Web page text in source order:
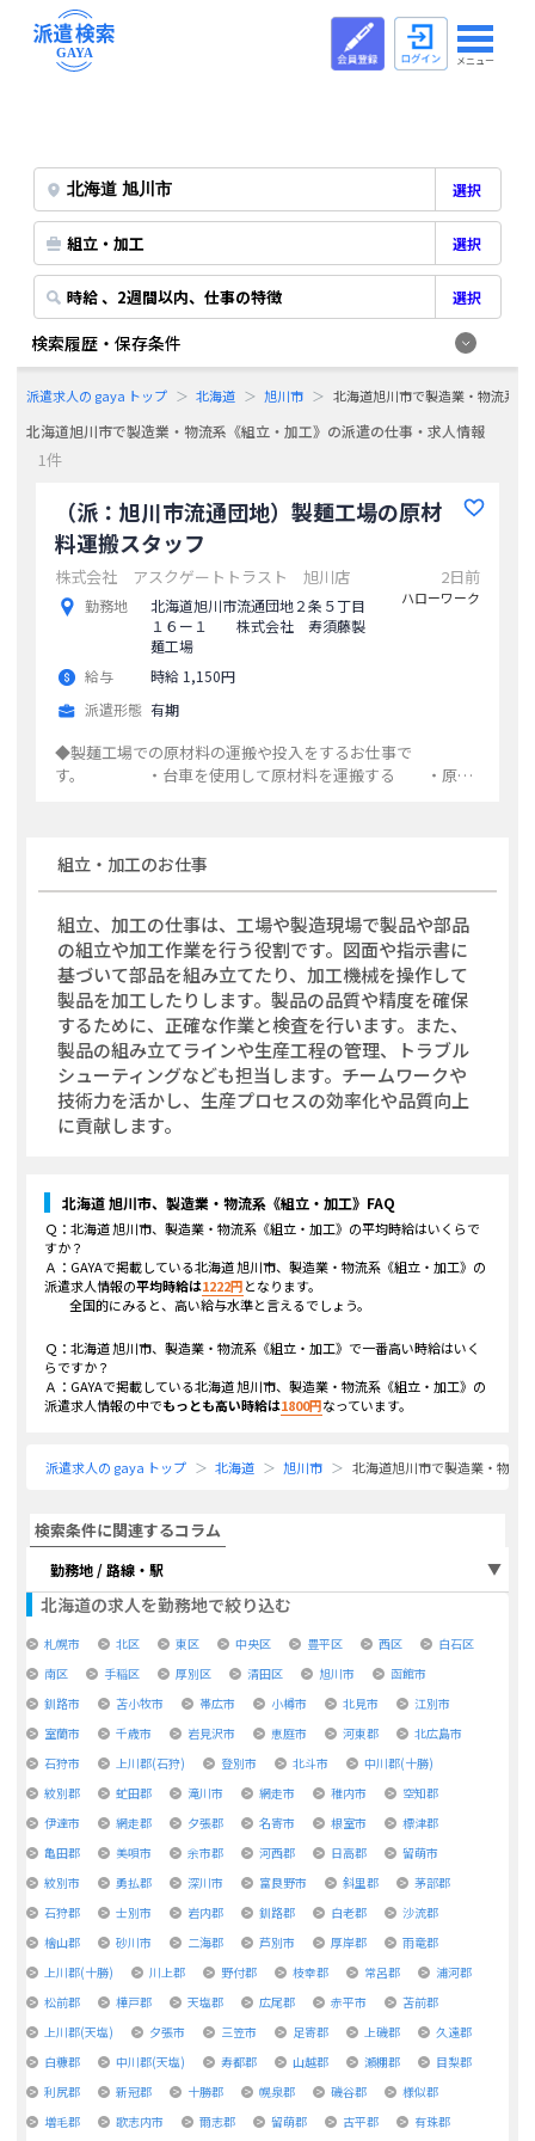
メニュー
選択
組立・加工 選択
時給 、2週間以内、仕事の特徴 選択
検索履歴・保存条件
派遣求人の gaya トップ 北海道 旭川市 北海道旭川市で製造業・物流系
北海道旭川市で製造業・物流系《組立・加工》の派遣の仕事・求人情報
1件
（派：旭川市流通団地）製麺工場の原材
料運搬スタッフ
株式会社 アスクゲートトラスト 旭川店
勤務地
北海道旭川市流通団地２条５丁目
１６ー１ 株式会社 寿須藤製
麺工場
給与
時給 1,150円
派遣形態 有期
2日前
ハローワーク
◆製麺工場での原材料の運搬や投入をするお仕事で
す。 ・台車を使用して原材料を運搬する ・原材
なし」 ...
組立・加工のお仕事
組立、加工の仕事は、工場や製造現場で製品や部品
の組立や加工作業を行う役割です。図面や指示書に
基づいて部品を組み立てたり、加工機械を操作して
製品を加工したりします。製品の品質や精度を確保
するために、正確な作業と検査を行います。また、
製品の組み立てラインや生産工程の管理、トラブル
シューティングなども担当します。チームワークや
技術力を活かし、生産プロセスの効率化や品質向上
に貢献します。
北海道 旭川市、製造業・物流系《組立・加工》 FAQ
Ｑ： 北海道 旭川市、製造業・物流系《組立・加工》 の平均時給はいくらで
すか？
Ａ：GAYAで掲載している北海道 旭川市、製造業・物流系《組立・加工》 の
派遣求人情報の平均時給は1222円となります。
全国的にみると、高い給与水準と言えるでしょう。
Ｑ： 北海道 旭川市、製造業・物流系《組立・加工》 で一番高い時給はいく
らですか？
Ａ：GAYAで掲載している北海道 旭川市、製造業・物流系《組立・加工》 の
派遣求人情報の中でもっとも高い時給は1800円なっています。
派遣求人の gaya トップ 北海道 旭川市 北海道旭川市で製造業・物流
検索条件に関連するコラム
勤務地 / 路線・駅
北海道の求人を勤務地で絞り込む
札幌市 北区 東区 中央区 豊平区 西区
白石区
南区
手稲区 厚別区 清田区 旭川市
函館市
釧路市
苫小牧市 帯広市 小樽市 北見市
江別市
室蘭市
千歳市 岩見沢市 恵庭市 河東郡
北広島市
石狩市
上川郡(石狩) 登別市 北斗市
中川郡(十勝)
紋別郡
虻田郡 滝川市 網走市 稚内市
空知郡
伊達市
網走郡 夕張郡 名寄市 根室市
標津郡
亀田郡
美唄市 余市郡 河西郡 日高郡
留萌市
紋別市
勇払郡 深川市 富良野市 斜里郡
茅部郡
石狩郡
士別市 岩内郡 釧路郡 白老郡
沙流郡
檜山郡
砂川市 二海郡 芦別市 厚岸郡
雨竜郡
上川郡(十勝)
川上郡 野付郡 枝幸郡 常呂郡
浦河郡
松前郡
樺戸郡 天塩郡 広尾郡 赤平市
苫前郡
上川郡(天塩)
夕張市 三笠市 足寄郡 上磯郡
久遠郡
白糠郡
中川郡(天塩) 寿都郡 山越郡 瀬棚郡
目梨郡
利尻郡
新冠郡 十勝郡 幌泉郡 磯谷郡
様似郡
増毛郡
歌志内市 爾志郡 留萌郡 古平郡 有珠郡